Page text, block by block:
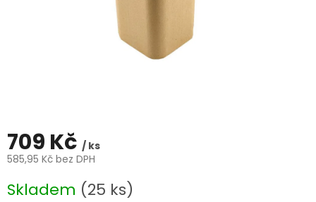
709 Kč / ks
585,95 Kč bez DPH
cena:
Skladem (25 ks)